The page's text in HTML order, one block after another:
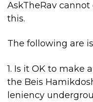
AskTheRav
this.
The following are
1. Is it OK to make
the Beis
leniency